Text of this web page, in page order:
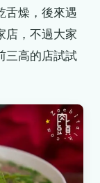
舌燥，後來遇
店，不過大家
三高的店試試